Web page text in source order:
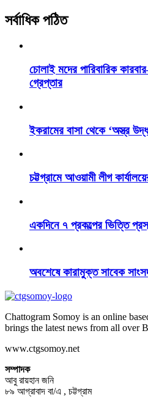
সর্বাধিক পঠিত
চোলাই মদের পারিবারিক
গ্রেপ্তার
ইকরামের বাসা থেকে ‘অস্ত্র
চট্টগ্রামে আওয়ামী লীগ
একদিনে ৭ প্রকল্পের ভিত্তি
অবশেষে কারামুক্ত সাবেক
Chattogram Somoy is an online
brings the latest news from all over
www.ctgsomoy.net
সম্পাদক
আবু রায়হান জনি
৮৯ আগ্রাবাদ বা/এ , চট্টগ্রাম